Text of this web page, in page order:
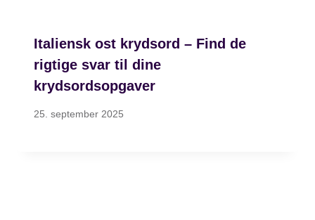
Italiensk ost krydsord – Find de
rigtige svar til dine
krydsordsopgaver
25. september 2025